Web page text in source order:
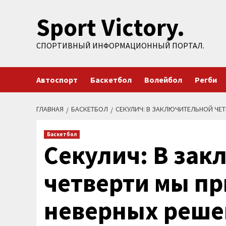
содержимомуSport Victory.
СПОРТИВНЫЙ ИНФОРМАЦИОННЫЙ ПОРТАЛ.
Автоспорт Баскетбол Волейбол Регби
ГЛАВНАЯ БАСКЕТБОЛ СЕКУЛИЧ: В ЗАКЛЮЧИТЕЛЬНОЙ
Баскетбол
Секулич: В
четверти мы
неверных